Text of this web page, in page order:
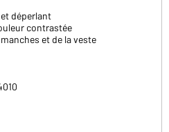
déperlant
contrastée
et de la veste